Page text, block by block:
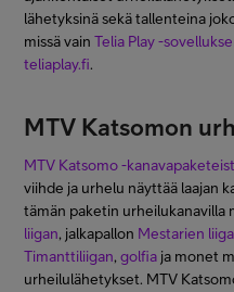
lähetyksinä sekä tallenteina
missä vainTelia Play -
teliaplay.fi.
MTV Katsomon
MTV Katsomo -
viihde ja urhelu näyttää laajan
tämän paketin urheilukanavilla
liigan, jalkapallon Mestarien
Timanttiliigan,golfia ja monet
urheilulähetykset. MTV